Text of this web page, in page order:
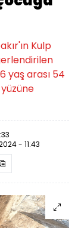
Kulp
yaş arası 54
- 11:43